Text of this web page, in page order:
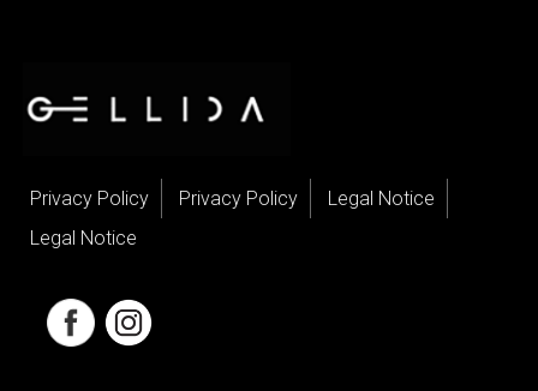
Privacy Policy Privacy Policy
Legal Notice
Legal Notice